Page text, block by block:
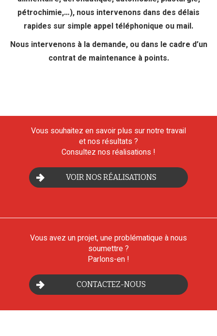
pétrochimie,…), nous intervenons dans des délais
rapides sur simple appel téléphonique ou mail.
Nous intervenons à la demande, ou dans le cadre d’un
contrat de maintenance à points.
Vous souhaitez en savoir plus sur notre travail
et nos résultats ?
Consultez nos réalisations !
VOIR NOS RÉALISATIONS
Vous avez un projet, une problématique à nous
soumettre ?
Parlons-en !
CONTACTEZ-NOUS